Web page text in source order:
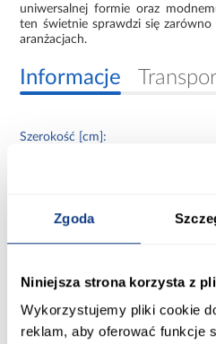
Zgoda
Niniejsza strona korzysta z
Wykorzystujemy pliki cookie
reklam, aby oferować funkcje
uniwersalnej formie oraz
ten świetnie sprawdzi się
aranżacjach.
Informacje
Szerokość [cm]:
31.00
90.00
Kolekcja:
Aria Aquamarine